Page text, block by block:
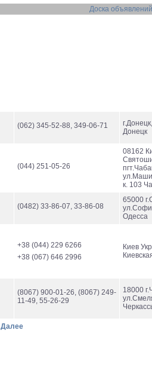
Доска объявлений
(062) 345-52-88, 349-06-71
Донецк
(044) 251-05-26
08162
к. 103
(0482) 33-86-07, 33-86-08
65000
Одесса
+38 (044) 229 6266
+38 (067) 646 2996
Киев
(8067) 900-01-26, (8067) 249-
11-49, 55-26-29
18000
Далее